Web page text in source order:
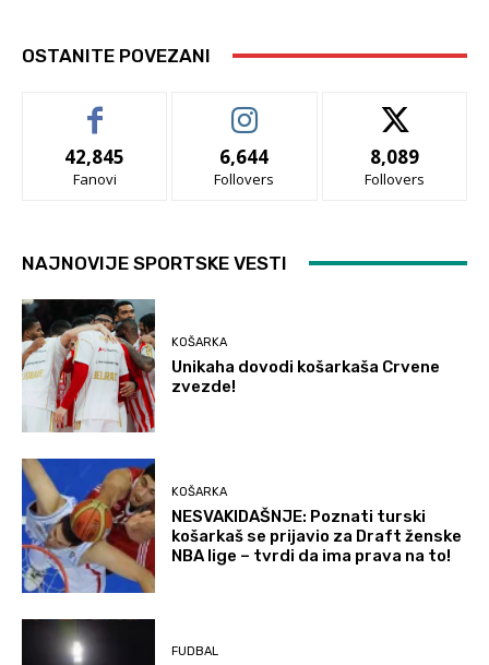
OSTANITE POVEZANI
42,845
Fanovi
6,644
Follovers
8,089
Follovers
NAJNOVIJE SPORTSKE VESTI
KOŠARKA
Unikaha dovodi košarkaša Crvene
zvezde!
KOŠARKA
NESVAKIDAŠNJE: Poznati turski
košarkaš se prijavio za Draft ženske
NBA lige – tvrdi da ima prava na to!
FUDBAL